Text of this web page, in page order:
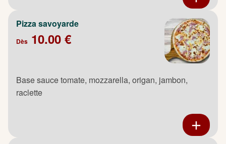
Pizza savoyarde
Dès 10.00 €
Base sauce tomate, mozzarella, origan, jambon,
raclette